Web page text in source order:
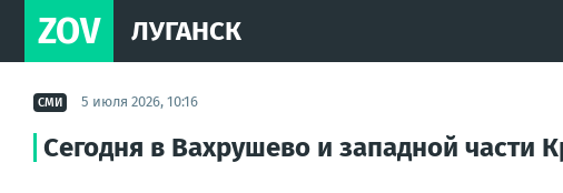
ZOV ЛУГАНСК
СМИ 5 июля 2026, 10:16
Сегодня в Вахрушево и западной части